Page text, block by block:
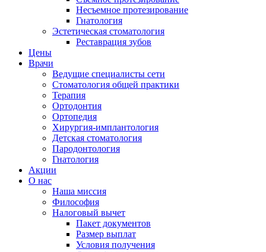
Несъемное протезирование
Гнатология
Эстетическая стоматология
Реставрация зубов
Цены
Врачи
Ведущие специалисты сети
Стоматология общей практики
Терапия
Ортодонтия
Ортопедия
Хирургия-имплантология
Детская стоматология
Пародонтология
Гнатология
Акции
О нас
Наша миссия
Философия
Налоговый вычет
Пакет документов
Размер выплат
Условия получения